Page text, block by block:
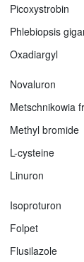
Picoxystrobin
Phlebiopsis
Oxadiargyl
Novaluron
Metschnikowia
Methyl bromide
L-cysteine
Linuron
Isoproturon
Folpet
Flusilazole